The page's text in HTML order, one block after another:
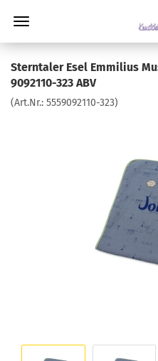
Sterntaler Esel Emmilius
9092110-323 ABV
(Art.Nr.: 5559092110-323)